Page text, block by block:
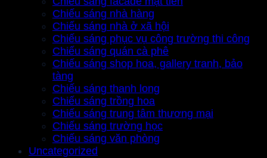
Chiếu sáng nhà hàng
Chiếu sáng nhà ở xã hội
Chiếu sáng phục vụ công trường thi công
Chiếu sáng quán cà phê
Chiếu sáng shop hoa, gallery tranh, bảo
tàng
Chiếu sáng thanh long
Chiếu sáng trồng hoa
Chiếu sáng trung tâm thương mại
Chiếu sáng trường học
Chiếu sáng văn phòng
Uncategorized